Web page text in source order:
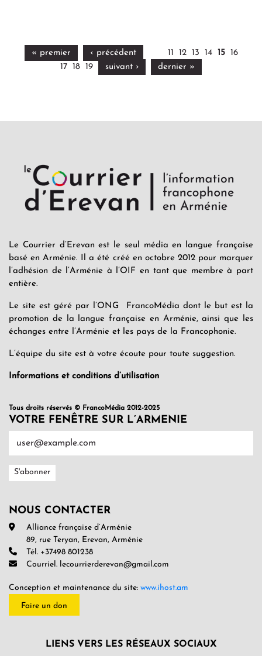
« premier ‹ précédent 11 12 13 14 15
16
17
18 19 suivant › dernier »
Le Courrier d’Erevan est le seul média en langue française
basé en Arménie. Il a été créé en octobre 2012 pour marquer
l’adhésion de l’Arménie à l’OIF en tant que membre à part
entière.
Le site est géré par l’ONG FrancoMédia dont le but est la
promotion de la langue française en Arménie, ainsi que les
échanges entre l’Arménie et les pays de la Francophonie.
L’équipe du site est à votre écoute pour toute suggestion.
Informations et conditions d’utilisation
Tous droits réservés © FrancoMédia 2012-2025
VOTRE FENÊTRE SUR L’ARMENIE
NOUS CONTACTER
Alliance française d’Arménie
89, rue Teryan, Erevan, Arménie
Tél. +37498 801238
Courriel. lecourrierderevan@gmail.com
Conception et maintenance du site: www.ihost.am
Faire un don
LIENS VERS LES RÉSEAUX SOCIAUX